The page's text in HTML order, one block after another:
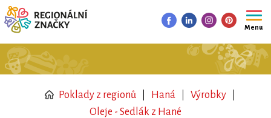
Menu
Poklady z regionů Haná
Výrobky
Oleje - Sedlák z Hané